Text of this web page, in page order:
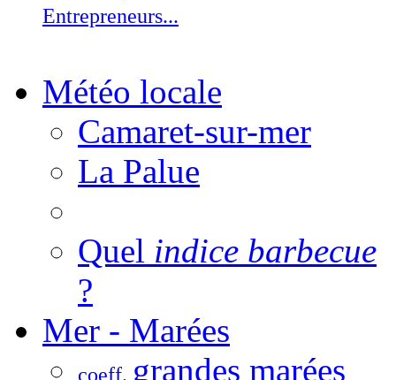
Entrepreneurs...
Météo locale
Camaret-sur-mer
La Palue
Quel indice barbecue
?
Mer - Marées
coeff. grandes marées